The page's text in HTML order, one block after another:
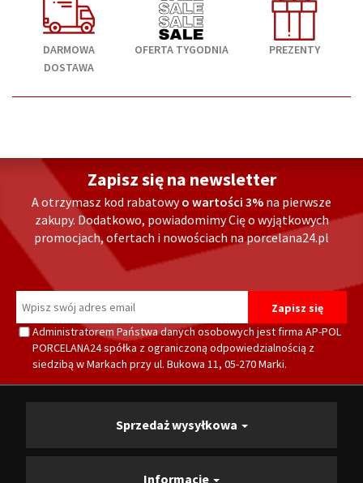
DARMOWA
DOSTAWA
OFERTA TYGODNIA PREZENTY
Zapisz się na newsletter
A otrzymasz kod rabatowyo wartości 3% na pierwsze
zakupy. Dodatkowo, powiadomimy Cię o wyjątkowych
promocjach, ofertach i nowościach na porcelana24.pl
Administratorem Państwa danych osobowych jest firma AP-POL
PORCELANA24 spółka z ograniczoną odpowiedzialnością z
siedzibą w Markach przy ul. Bukowa 11, 05-270 Marki.
Sprzedaż wysyłkowa
Informacje